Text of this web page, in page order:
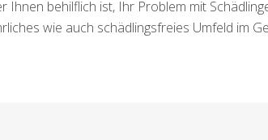
behilflich ist, Ihr Problem mit
wie auch schädlingsfreies Umfeld im